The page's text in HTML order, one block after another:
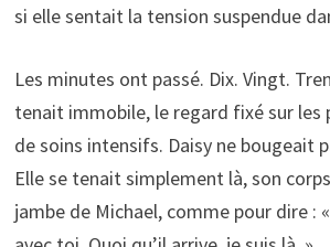
si elle sentait la tension suspendue
Les minutes ont passé. Dix. Vingt.
tenait immobile, le regard fixé sur les
de soins intensifs. Daisy ne bougeait
Elle se tenait simplement là, son
jambe de Michael, comme pour dire :